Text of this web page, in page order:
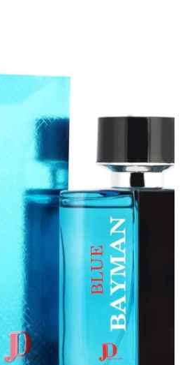
MODA CHICA
BEAUTY
PERFUMES
BISUTERIA
BOLSOS Y MONEDEROS
CALZADO
COMPLEMENTOS